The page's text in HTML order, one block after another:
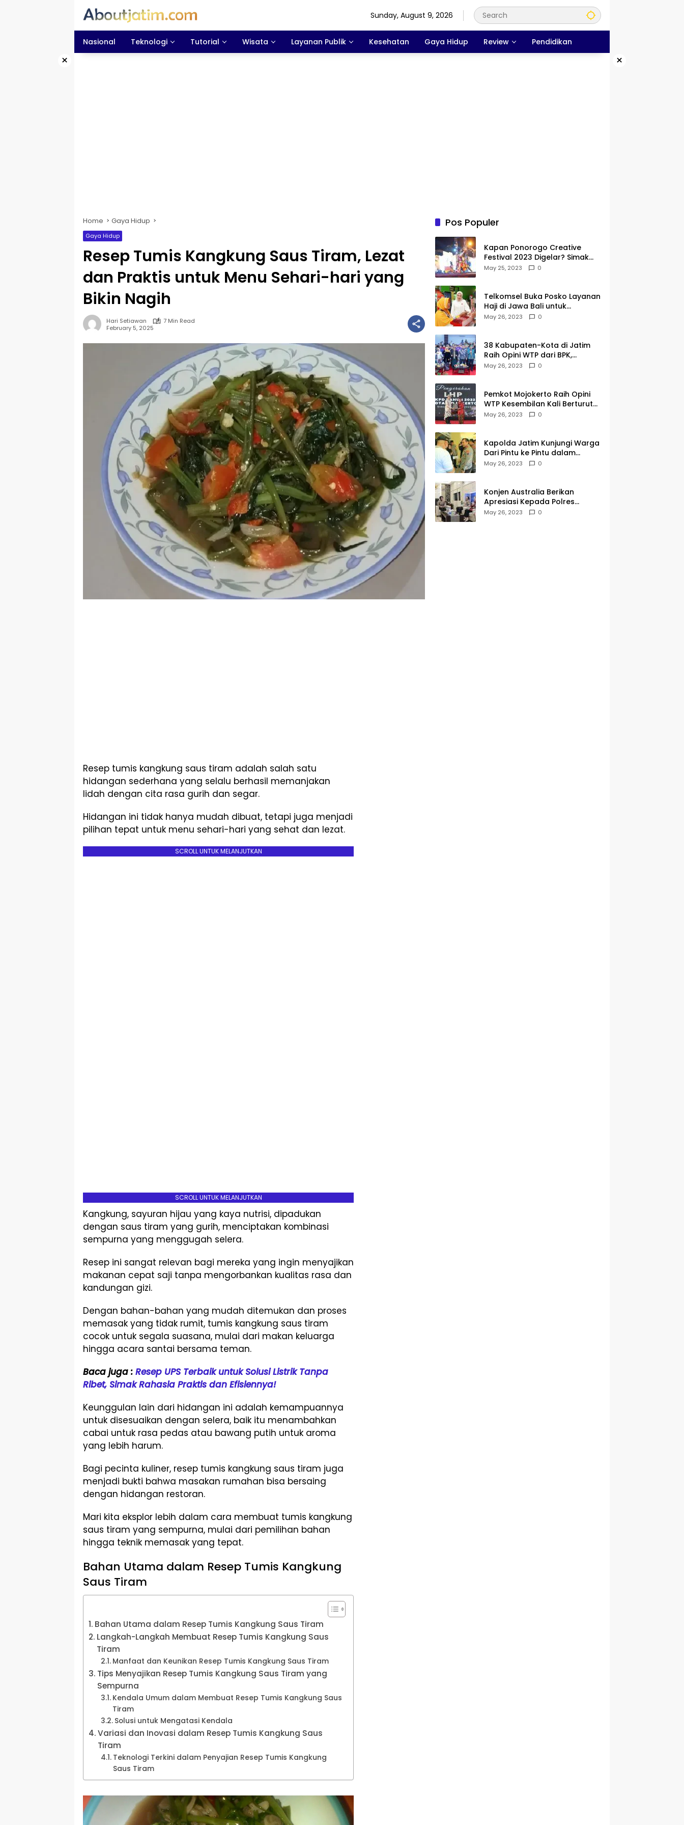
Sunday, August 9, 2026
Nasional Teknologi Tutorial Wisata Layanan Publik Kesehatan Gaya Hidup Review Pendidikan
× ×
Home Gaya Hidup
Gaya Hidup
Resep Tumis Kangkung Saus Tiram, Lezat
dan Praktis untuk Menu Sehari-hari yang
Bikin Nagih
Hari Setiawan
7 Min Read
February 5, 2025
Resep tumis kangkung saus tiram adalah salah satu
hidangan sederhana yang selalu berhasil memanjakan
lidah dengan cita rasa gurih dan segar.
Hidangan ini tidak hanya mudah dibuat, tetapi juga menjadi
pilihan tepat untuk menu sehari-hari yang sehat dan lezat.
SCROLL UNTUK MELANJUTKAN
SCROLL UNTUK MELANJUTKAN
Kangkung, sayuran hijau yang kaya nutrisi, dipadukan
dengan saus tiram yang gurih, menciptakan kombinasi
sempurna yang menggugah selera.
Resep ini sangat relevan bagi mereka yang ingin menyajikan
makanan cepat saji tanpa mengorbankan kualitas rasa dan
kandungan gizi.
Dengan bahan-bahan yang mudah ditemukan dan proses
memasak yang tidak rumit, tumis kangkung saus tiram
cocok untuk segala suasana, mulai dari makan keluarga
hingga acara santai bersama teman.
Baca juga : Resep UPS Terbaik untuk Solusi Listrik Tanpa
Ribet, Simak Rahasia Praktis dan Efisiennya!
Keunggulan lain dari hidangan ini adalah kemampuannya
untuk disesuaikan dengan selera, baik itu menambahkan
cabai untuk rasa pedas atau bawang putih untuk aroma
yang lebih harum.
Bagi pecinta kuliner, resep tumis kangkung saus tiram juga
menjadi bukti bahwa masakan rumahan bisa bersaing
dengan hidangan restoran.
Mari kita eksplor lebih dalam cara membuat tumis kangkung
saus tiram yang sempurna, mulai dari pemilihan bahan
hingga teknik memasak yang tepat.
Bahan Utama dalam Resep Tumis Kangkung
Saus Tiram
Bahan Utama dalam Resep Tumis Kangkung Saus Tiram
Langkah-Langkah Membuat Resep Tumis Kangkung Saus
Tiram
Manfaat dan Keunikan Resep Tumis Kangkung Saus Tiram
Tips Menyajikan Resep Tumis Kangkung Saus Tiram yang
Sempurna
Kendala Umum dalam Membuat Resep Tumis Kangkung Saus
Tiram
Solusi untuk Mengatasi Kendala
Variasi dan Inovasi dalam Resep Tumis Kangkung Saus
Tiram
Teknologi Terkini dalam Penyajian Resep Tumis Kangkung
Saus Tiram
Pos Populer
Kapan Ponorogo Creative
Festival 2023 Digelar? Simak
Tanggalnya DISINI
May 25, 2023 0
Telkomsel Buka Posko Layanan
Haji di Jawa Bali untuk
Membantu Jemaah dalam
May 26, 2023 0
38 Kabupaten-Kota di Jatim
Raih Opini WTP dari BPK,
Gubernur Khofifah Apresiasi
May 26, 2023 0
Pemkot Mojokerto Raih Opini
WTP Kesembilan Kali Berturut-
turut dari BPK Jawa Timur
May 26, 2023 0
Kapolda Jatim Kunjungi Warga
Dari Pintu ke Pintu dalam
Kegiatan Jumat Curhat dan
May 26, 2023 0
Konjen Australia Berikan
Apresiasi Kepada Polres
Tanjungperak yang Konsisten
May 26, 2023 0